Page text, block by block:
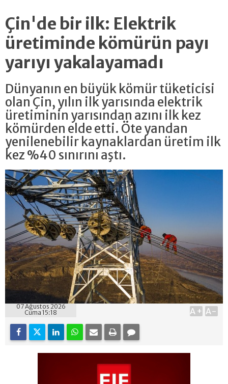
Çin'de bir ilk: Elektrik
üretiminde kömürün payı
yarıyı yakalayamadı
Dünyanın en büyük kömür tüketicisi
olan Çin, yılın ilk yarısında elektrik
üretiminin yarısından azını ilk kez
kömürden elde etti. Öte yandan
yenilenebilir kaynaklardan üretim ilk
kez %40 sınırını aştı.
07 Ağustos 2026
Cuma 15:18
A+ A-